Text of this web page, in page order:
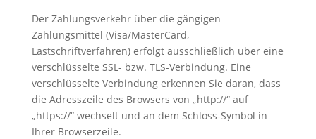
Der Zahlungsverkehr über die gängigen
Zahlungsmittel (Visa/MasterCard,
Lastschriftverfahren) erfolgt ausschließlich über eine
verschlüsselte SSL- bzw. TLS-Verbindung. Eine
verschlüsselte Verbindung erkennen Sie daran, dass
die Adresszeile des Browsers von „http://“ auf
„https://“ wechselt und an dem Schloss-Symbol in
Ihrer Browserzeile.